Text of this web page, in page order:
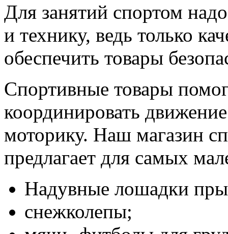
Для занятий спортом
и технику, ведь только
обеспечить товары
Спортивные товары
координировать
моторику. Наш магазин
предлагает для самых
Надувные лошадки
снежколепы;